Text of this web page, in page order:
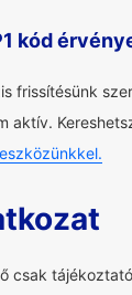
kód
frissítésünk
aktív.
csak